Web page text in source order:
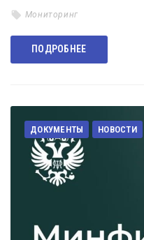
Мониторинг
ПОДРОБНЕЕ
ДОКУМЕНТЫ НОВОСТИ